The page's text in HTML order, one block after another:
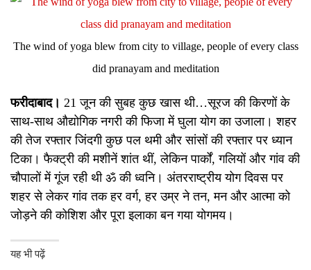
The wind of yoga blew from city to village, people of every class
did pranayam and meditation
फरीदाबाद। 21 जून की सुबह कुछ खास थी…सूरज की किरणों के
साथ-साथ औद्योगिक नगरी की फिजा में घुला योग का उजाला। शहर
की तेज रफ्तार जिंदगी कुछ पल थमी और सांसों की रफ्तार पर ध्यान
टिका। फैक्ट्री की मशीनें शांत थीं, लेकिन पार्कों, गलियों और गांव की
चौपालों में गूंज रही थी ॐ की ध्वनि। अंतरराष्ट्रीय योग दिवस पर
शहर से लेकर गांव तक हर वर्ग, हर उम्र ने तन, मन और आत्मा को
जोड़ने की कोशिश और पूरा इलाका बन गया योगमय।
यह भी पढ़ें